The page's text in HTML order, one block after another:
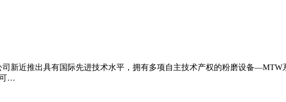
新近推出具有国际先进技术水平，拥有多项自主技术产权的粉磨设备
可…